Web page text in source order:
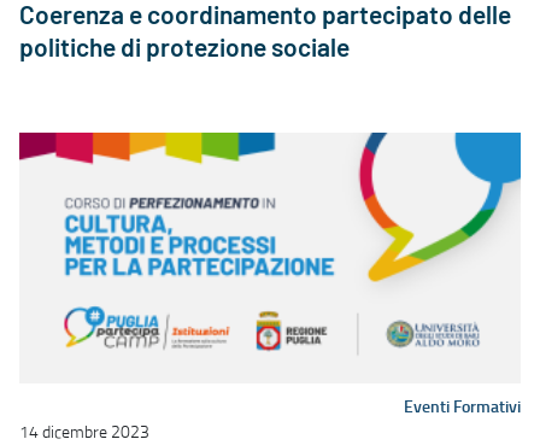
Coerenza e coordinamento partecipato delle
politiche di protezione sociale
Eventi Formativi
14 dicembre 2023